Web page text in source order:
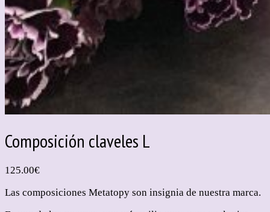
Composición claveles L
125.00€
Las composiciones Metatopy son insignia de nuestra marca.